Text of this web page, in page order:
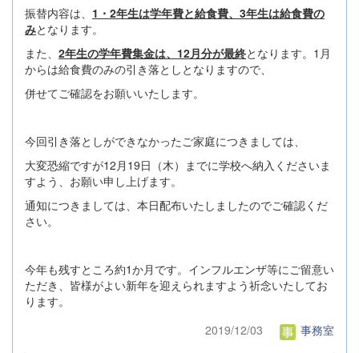
振替内容は、 1・2年生は学年費と給食費、3年生は給食費の
みとなります。
また、 2年生の学年費集金は、12月分が最終となります。1月
からは給食費のみの引き落としとなりますので、
併せてご確認をお願いいたします。
今回引き落としができなかったご家庭につきましては、
大変恐縮ですが12月19日（木）までに学校へ納入くださいま
すよう、お願い申し上げます。
通知につきましては、本日配布いたしましたのでご確認くだ
さい。
今年も残すところ約1か月です。インフルエンザ等にご留意い
ただき、皆様がよい新年を迎えられますよう祈念いたしてお
ります。
2019/12/03
事務室